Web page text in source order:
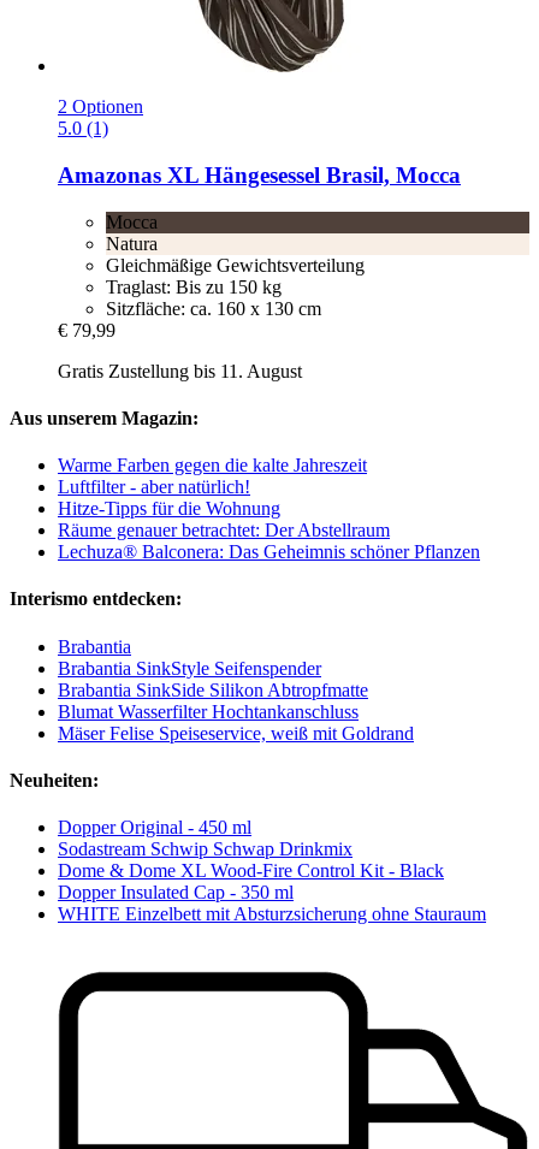
2 Optionen
5.0 (1)
Amazonas XL Hängesessel Brasil, Mocca
Mocca
Natura
Gleichmäßige Gewichtsverteilung
Traglast: Bis zu 150 kg
Sitzfläche: ca. 160 x 130 cm
€ 79,99
Gratis Zustellung bis 11. August
Aus unserem Magazin:
Warme Farben gegen die kalte Jahreszeit
Luftfilter - aber natürlich!
Hitze-Tipps für die Wohnung
Räume genauer betrachtet: Der Abstellraum
Lechuza® Balconera: Das Geheimnis schöner Pflanzen
Interismo entdecken:
Brabantia
Brabantia SinkStyle Seifenspender
Brabantia SinkSide Silikon Abtropfmatte
Blumat Wasserfilter Hochtankanschluss
Mäser Felise Speiseservice, weiß mit Goldrand
Neuheiten:
Dopper Original - 450 ml
Sodastream Schwip Schwap Drinkmix
Dome & Dome XL Wood-Fire Control Kit - Black
Dopper Insulated Cap - 350 ml
WHITE Einzelbett mit Absturzsicherung ohne Stauraum